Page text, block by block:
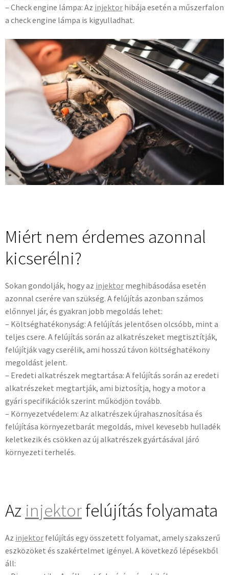
– Check engine lámpa: Az injektor hibája esetén a műszerfalon
a check engine lámpa is kigyulladhat.
Miért nem érdemes azonnal
kicserélni?
Sokan gondolják, hogy az injektor meghibásodása esetén
azonnal cserére van szükség. A felújítás azonban számos
előnnyel jár, és gyakran jobb megoldás lehet:
– Költséghatékonyság: A felújítás jelentősen olcsóbb, mint a
teljes csere. A felújítás során az alkatrészeket megtisztítják,
felújítják vagy cserélik, ami hosszú távon költséghatékony
megoldást jelent.
– Eredeti alkatrészek megtartása: A felújítás során az eredeti
alkatrészeket megtartják, ami biztosítja, hogy a motor a
gyári specifikációk szerint működjön tovább.
– Környezetvédelem: Az alkatrészek újrahasznosítása és
felújítása környezetbarát megoldás, mivel kevesebb hulladék
keletkezik és csökken az új alkatrészek gyártásával járó
környezeti terhelés.
Az injektorfelújítás folyamata
Az injektor felújítás egy összetett folyamat, amely szakszerű
eszközöket és szakértelmet igényel. A következő lépésekből
áll: